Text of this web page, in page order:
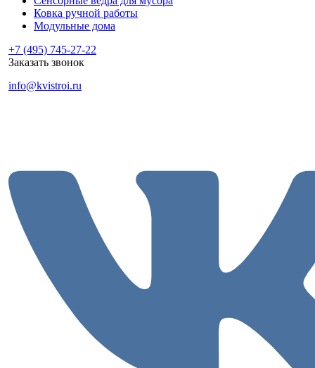
Ковка ручной работы
Модульные дома
+7 (495) 745-27-22
Заказать звонок
info@kvistroi.ru